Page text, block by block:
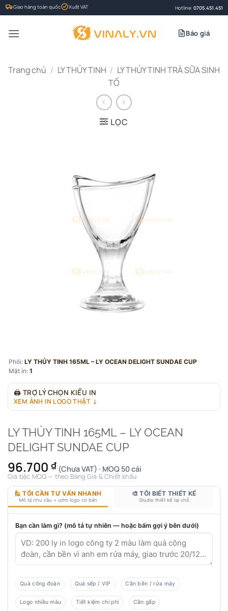
Bỏ
qua
nội
Giao hàng toàn quốc Xuất VAT Hotline: 0705.451.451
Báo giá
Trang chủ / LY THỦY TINH / LY THỦY TINH TRÀ SỮA SINH
TỐ
LỌC
Phôi: LY THỦY TINH 165ML – LY OCEAN DELIGHT SUNDAE CUP
Mặt in: 1
🖨 TRỢ LÝ CHỌN KIỂU IN
XEM ẢNH IN LOGO THẬT ↓
LY THỦY TINH 165ML – LY OCEAN
DELIGHT SUNDAE CUP
96.700 ₫ (Chưa VAT) · MOQ 50 cái
Giá bậc MOQ — theo Bảng Giá & Chiết khấu
🙋 TÔI CẦN TƯ VẤN NHANH
Mô tả nhu cầu + ướm logo cơ bản
🎨 TÔI BIẾT THIẾT KẾ
Studio thiết kế tại chỗ
Bạn cần làm gì? (mô tả tự nhiên — hoặc bấm gợi ý bên dưới)
Quà công đoàn Quà sếp / VIP Cần bền / rửa máy
Logo nhiều màu Tiết kiệm chi phí Cần gấp